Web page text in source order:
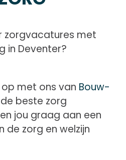
zorgvacatures met
in Deventer?
met ons van Bouw-
beste zorg
jou graag aan een
de zorg en welzijn